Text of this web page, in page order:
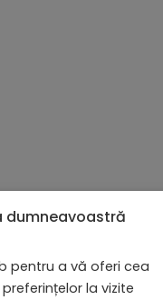
dumneavoastră
pentru a vă oferi cea
la vizite